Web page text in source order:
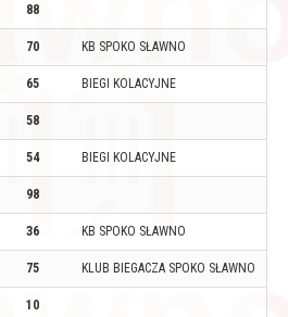
88
70 KB SPOKO SŁAWNO
65 BIEGI KOLACYJNE
58
54 BIEGI KOLACYJNE
98
36 KB SPOKO SŁAWNO
75 KLUB BIEGACZA SPOKO SŁAWNO
10